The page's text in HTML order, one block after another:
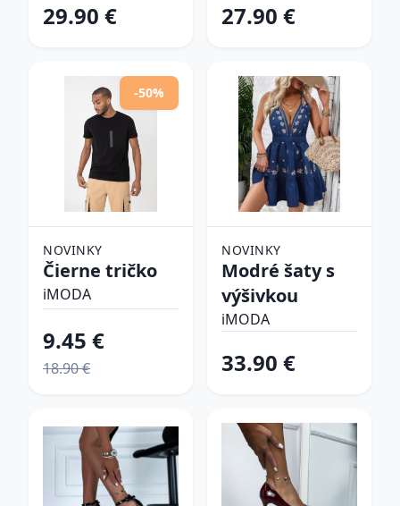
29.90 € 27.90 €
-50%
NOVINKY
Čierne tričko
iMODA
9.45 €
18.90 €
NOVINKY
Modré šaty s
výšivkou
iMODA
33.90 €